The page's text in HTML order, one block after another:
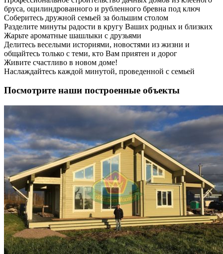
бруса, оцилиндрованного и рубленного бревна под ключ
Соберитесь дружной семьей за большим столом
Разделите минуты радости в кругу Ваших родных и близких
Жарьте ароматные шашлыки с друзьями
Делитесь веселыми историями, новостями из жизни и
общайтесь только с теми, кто Вам приятен и дорог
Живите счастливо в новом доме!
Наслаждайтесь каждой минутой, проведенной с семьей
Посмотрите наши построенные объекты